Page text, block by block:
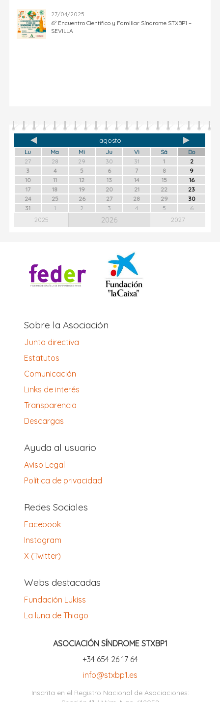
27/04/2025
6º Encuentro Científico y Familiar Síndrome STXBP1 –
SEVILLA
agosto
Lu Ma Mi Ju Vi Sá
Do
27
28 29 30 31 1
2
3
4 5 6 7 8
9
10
11 12 13 14 15
16
17
18 19 20 21 22
23
24
25 26 27 28 29
30
31
1 2 3 4 5 6
2025 2026 2027
Sobre la Asociación
Junta directiva
Estatutos
Comunicación
Links de interés
Transparencia
Descargas
Ayuda al usuario
Aviso Legal
Política de privacidad
Redes Sociales
Facebook
Instagram
X (Twitter)
Webs destacadas
Fundación Lukiss
La luna de Thiago
ASOCIACIÓN SÍNDROME STXBP1
‪+34 654 26 17 64‬
info@stxbp1.es
Inscrita en el Registro Nacional de Asociaciones: